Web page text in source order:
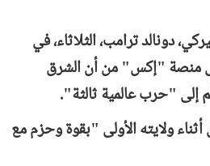
دونالد ترامب، الثلاثاء، في
منصة "إكس" من أن الشرق
إلى "حرب عالمية ثالثة".
ولايته الأولى "بقوة وحزم مع